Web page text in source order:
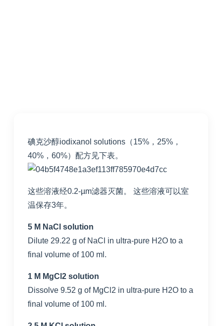
碘克沙醇iodixanol solutions（15%，25%，
40%，60%）配方见下表。
这些溶液经0.2-µm滤器灭菌。 这些溶液可以室
温保存3年。
5 M NaCl solution
Dilute 29.22 g of NaCl in ultra-pure H2O to a
final volume of 100 ml.
1 M MgCl2 solution
Dissolve 9.52 g of MgCl2 in ultra-pure H2O to a
final volume of 100 ml.